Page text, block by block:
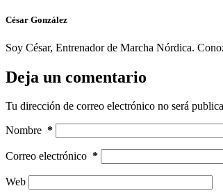
César González
Soy César, Entrenador de Marcha Nórdica.
Deja un comentario
Tu dirección de correo electrónico no será
Nombre *
Correo electrónico *
Web